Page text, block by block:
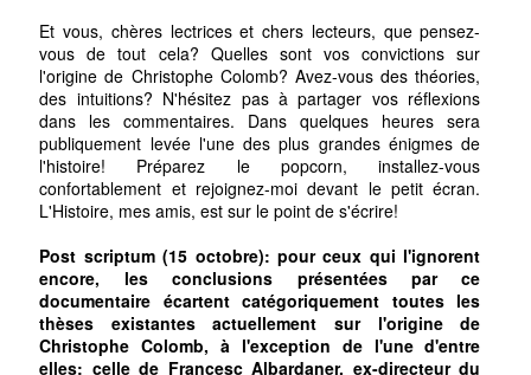
Et vous, chères lectrices et chers lecteurs, que pensez-
vous de tout cela? Quelles sont vos convictions sur
l'origine de Christophe Colomb? Avez-vous des théories,
des intuitions? N'hésitez pas à partager vos réflexions
dans les commentaires. Dans quelques heures sera
publiquement levée l'une des plus grandes énigmes de
l'histoire! Préparez le popcorn, installez-vous
confortablement et rejoignez-moi devant le petit écran.
L'Histoire, mes amis, est sur le point de s'écrire!
Post scriptum (15 octobre): pour ceux qui l'ignorent
encore, les conclusions présentées par ce
documentaire écartent catégoriquement toutes les
thèses existantes actuellement sur l'origine de
Christophe Colomb, à l'exception de l'une d'entre
elles: celle de Francesc Albardaner, ex-directeur du